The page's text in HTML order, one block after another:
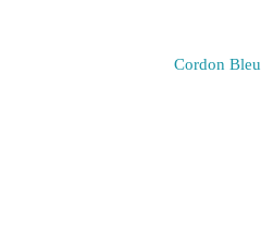
Cordon Bleu